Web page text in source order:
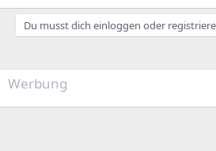
Du musst dich einloggen oder
Werbung